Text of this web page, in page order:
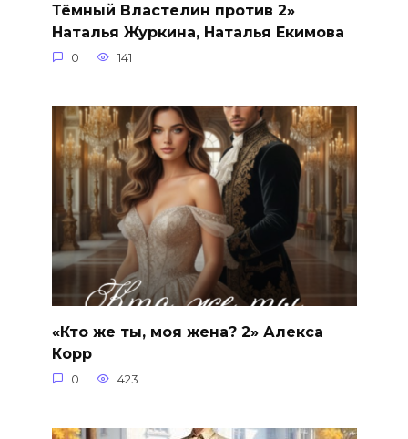
Тёмный Властелин против 2»
Наталья Журкина, Наталья Екимова
0 141
«Кто же ты, моя жена? 2» Алекса
Корр
0 423